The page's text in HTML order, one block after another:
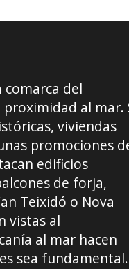
comarca del
proximidad al mar.
viviendas
promociones
edificios
de forja,
Teixidó o Nova
vistas al
al mar hacen
sea fundamental.